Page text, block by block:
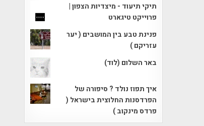
תיקי תיעוד - מיצדיות הצפון |
פרוייקט טיגארט
פנינת טבע בין המושבים ( יער
עזריקם )
באר השלום (לוד)
איך תפוז נולד ? סיפורה של
הפרדסנות החלוצית בישראל (
פרדס מינקוב )